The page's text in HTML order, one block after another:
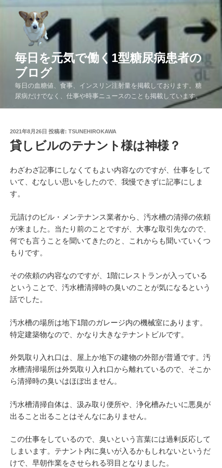
毎日を元気で働く1型糖尿病患者の
ブログ
毎日の血糖値、食事、インスリン注射量を掲載しております。糖
尿病だけでなく、仕事や時事ニュースのことも掲載しています。
投
稿
日:
2021年8月26日 投稿者: TSUNEHIROKAWA
貸しビルのテナント様は神様？
わざわざ記事にしなくてもよい内容なのですが、仕事をして
いて、むなしい思いをしたので、我慢できずに記事にしま
す。
元請けのビル・メンテナンス業者から、汚水槽の清掃の依頼
が来ました。当たり前のことですが、大事な取引先なので、
何でも言うことを聞いてきたのと、これからも聞いていくつ
もりです。
その依頼の内容なのですが、1階にレストランが入っている
ということで、汚水槽清掃時の臭いのことが気になるという
話でした。
汚水槽の場所は地下1階のガレージ内の機械室にあります。
特定建築物なので、かなり大きなテナントビルです。
外気取り入れ口は、屋上か地下の建物の外部が普通です。汚
水槽清掃場所は外気取り入れ口から離れているので、そこか
ら清掃時の臭いはほぼ出ません。
汚水槽清掃自体は、汲み取り便所や、浄化槽みたいに悪臭が
出ること出ることはそんなにありません。
この仕事をしているので、臭いという言葉には過剰反応して
しまいます。テナント内に臭いが入るかもしれないというだ
けで、早朝作業をさせられる羽目となりました。